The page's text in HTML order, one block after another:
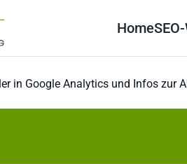
Home
in Google Analytics und Infos zur